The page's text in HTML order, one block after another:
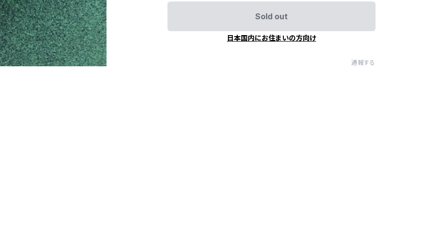
Sold out
日本国内にお住まいの方向け
通報する